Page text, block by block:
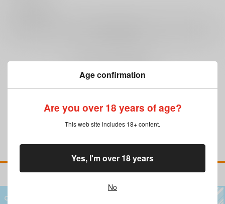
Age confirmation
Are you over 18 years of age?
This web site includes 18+ content.
No
Yes, I'm over 18 years